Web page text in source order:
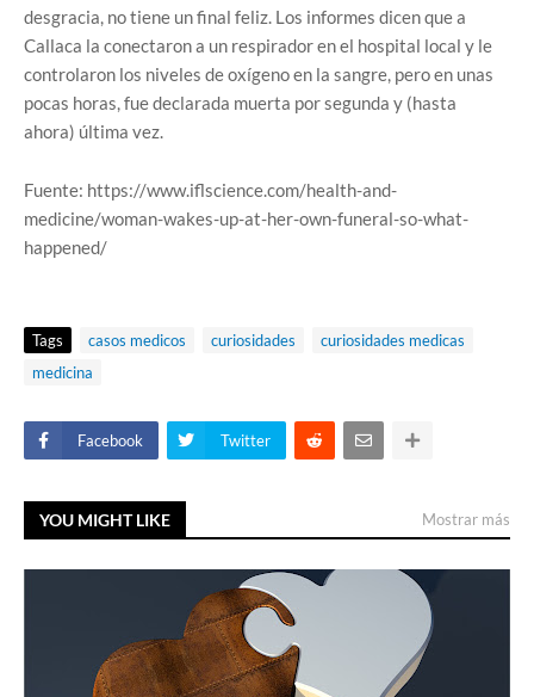
desgracia, no tiene un final feliz. Los informes dicen que a
Callaca la conectaron a un respirador en el hospital local y le
controlaron los niveles de oxígeno en la sangre, pero en unas
pocas horas, fue declarada muerta por segunda y (hasta
ahora) última vez.
Fuente: https://www.iflscience.com/health-and-
medicine/woman-wakes-up-at-her-own-funeral-so-what-
happened/
Tags casos medicos curiosidades
curiosidades medicas
medicina
Facebook Twitter
YOU MIGHT LIKE Mostrar más